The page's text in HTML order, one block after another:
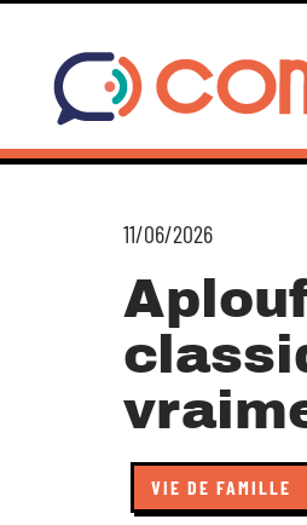
11/06/2026
VIE DE FAMILLE